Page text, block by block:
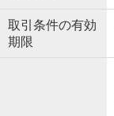
取引条件の有効
期限